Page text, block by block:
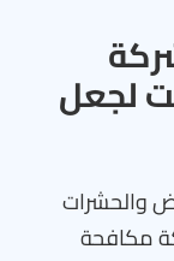
لجعل
والحشرات
مكافحة